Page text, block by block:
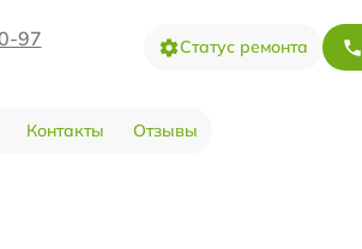
97 Статус ремонта
Контакты Отзывы